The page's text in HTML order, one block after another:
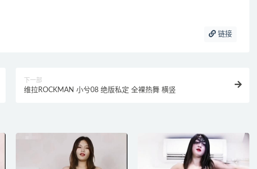
链接
下一部
维拉ROCKMAN 小兮08 绝版私定 全裸热舞 横竖